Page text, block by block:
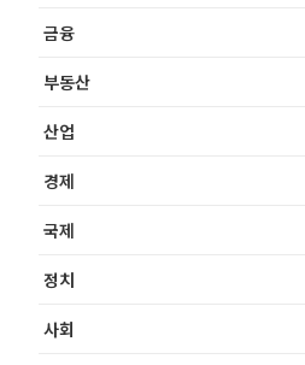
금융
부동산
산업
경제
국제
정치
사회